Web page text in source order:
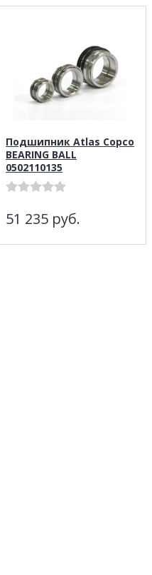
Подшипник Atlas Copco
BEARING BALL
0502110135
51 235 руб.